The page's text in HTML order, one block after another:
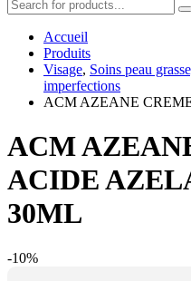
Accueil
Produits
Visage, Soins peau
imperfections
ACM AZEANE
ACM
ACIDE
30ML
-10%